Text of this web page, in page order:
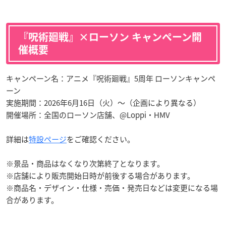
『呪術廻戦』×ローソン キャンペーン開
催概要
キャンペーン名：アニメ『呪術廻戦』5周年 ローソンキャンペ
ーン
実施期間：2026年6月16日（火）〜（企画により異なる）
開催場所：全国のローソン店舗、@Loppi・HMV
詳細は特設ページをご確認ください。
※景品・商品はなくなり次第終了となります。
※店舗により販売開始日時が前後する場合があります。
※商品名・デザイン・仕様・売価・発売日などは変更になる場
合があります。